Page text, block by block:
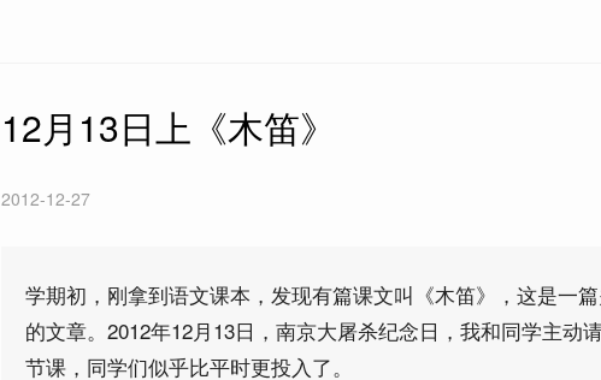
12月13日上《木笛》
2012-12-27
学期初，刚拿到语文课本，发现有篇课文叫《木笛》，这是一
的文章。2012年12月13日，南京大屠杀纪念日，我和同学主动
节课，同学们似乎比平时更投入了。